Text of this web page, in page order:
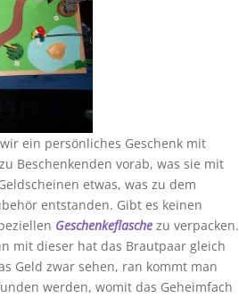
ein persönliches Geschenk mit
Beschenkenden vorab, was sie mit
etwas, was zu dem
entstanden. Gibt es keinen
Geschenkeflasche zu verpacken.
mit dieser hat das Brautpaar gleich
Geld zwar sehen, ran kommt man
werden, womit das Geheimfach